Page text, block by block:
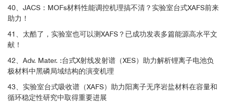
40、JACS：MOFs材料性能调控机理搞不清？实验室台式XAFS前来
助力！
41、太酷了，实验室也可以测XAFS？已成功发表多篇能源高水平文
献！
42、Adv. Mater. :台式X射线发射谱（XES）助力解析锂离子电池负
极材料中黑磷局域结构的演变机理
43、实验室台式吸收谱（XAFS）助力阳离子无序岩盐材料在容量和
循环稳定性研究中取得重要进展